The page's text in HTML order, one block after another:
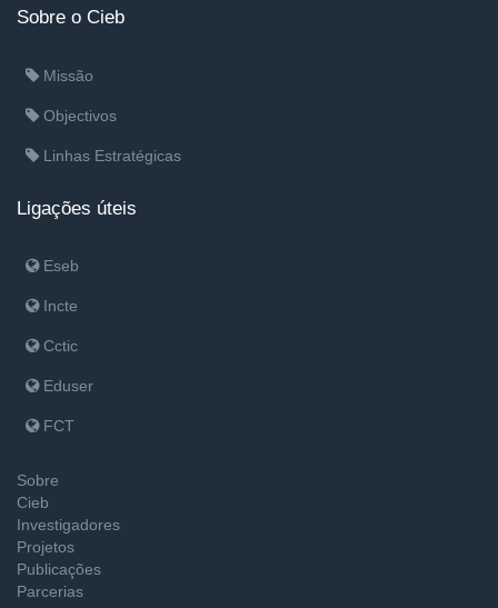
Sobre o Cieb
Missão
Objectivos
Linhas Estratégicas
Ligações úteis
Eseb
Incte
Cctic
Eduser
FCT
Sobre
Cieb
Investigadores
Projetos
Publicações
Parcerias